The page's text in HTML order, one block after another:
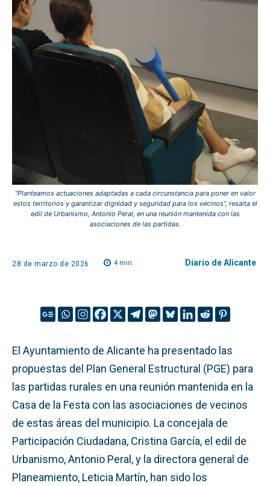
"Planteamos actuaciones adaptadas a cada circunstancia para poner en valor
estos territorios y garantizar dignidad y seguridad para los vecinos”, resalta el
edil de Urbanismo, Antonio Peral, en una reunión mantenida con las
asociaciones de las partidas.
28 de marzo de 2026 4min. Diario de Alicante
El Ayuntamiento de Alicante ha presentado las
propuestas del Plan General Estructural (PGE) para
las partidas rurales en una reunión mantenida en la
Casa de la Festa con las asociaciones de vecinos
de estas áreas del municipio. La concejala de
Participación Ciudadana, Cristina García, el edil de
Urbanismo, Antonio Peral, y la directora general de
Planeamiento, Leticia Martín, han sido los